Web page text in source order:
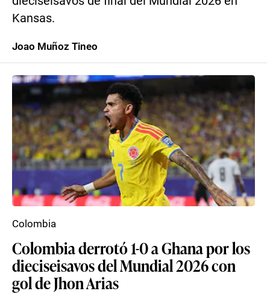
Kansas.
Joao Muñoz Tineo
Colombia derrotó 1-0 a Ghana por los
dieciseisavos del Mundial 2026 con
gol de Jhon Arias
Colombia